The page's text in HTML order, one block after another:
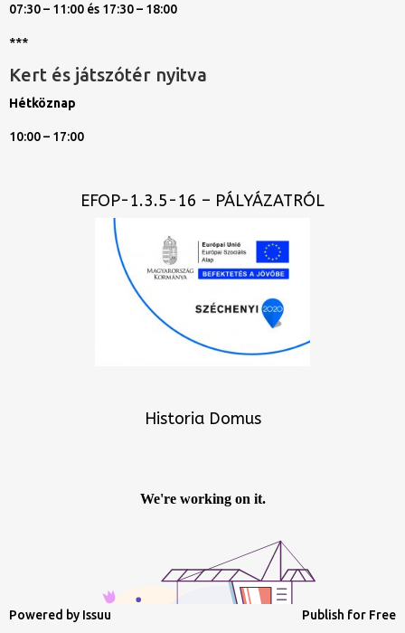
07:30 – 11:00 és 17:30 – 18:00
***
Kert és játszótér nyitva
Hétköznap
10:00 – 17:00
EFOP-1.3.5-16 – PÁLYÁZATRÓL
Historia Domus
Powered by Issuu Publish for Free